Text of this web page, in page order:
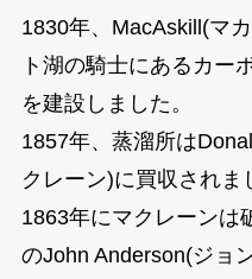
1830年、MacAskill(マ
ト湖の騎士にあるカー
を建設しました。
1857年、蒸溜所は
クレーン)に買収されま
1863年にマクレーンは
のJohn Anderson(ジョ